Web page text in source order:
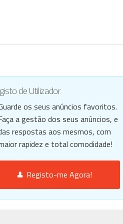
de Utilizador
os seus anúncios favoritos.
a gestão dos seus anúncios, e
respostas aos mesmos, com
rapidez e total comodidade!
Registo-me Agora!